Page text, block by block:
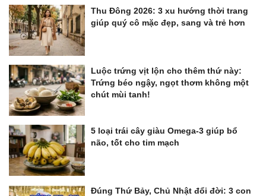
Thu Đông 2026: 3 xu hướng thời trang
giúp quý cô mặc đẹp, sang và trẻ hơn
Luộc trứng vịt lộn cho thêm thứ này:
Trứng béo ngậy, ngọt thơm không một
chút mùi tanh!
5 loại trái cây giàu Omega-3 giúp bổ
não, tốt cho tim mạch
Đúng Thứ Bảy, Chủ Nhật đổi đời: 3 con